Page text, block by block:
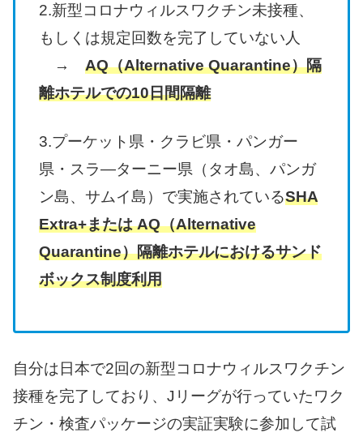
2.新型コロナウィルスワクチン未接種、
もしくは規定回数を完了していない人
→ AQ（Alternative Quarantine）隔
離ホテルでの10日間隔離
3.プーケット県・クラビ県・パンガー
県・スラ―ターニー県（タオ島、パンガ
ン島、サムイ島）で実施されているSHA
Extra+または AQ（Alternative
Quarantine）隔離ホテルにおけるサンド
ボックス制度利用
自分は日本で2回の新型コロナウィルスワクチン
接種を完了しており、Jリーグが行っていたワク
チン・検査パッケージの実証実験に参加して試